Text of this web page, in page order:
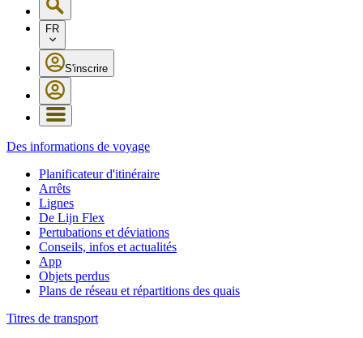
FR
S'inscrire
Des informations de voyage
Planificateur d'itinéraire
Arrêts
Lignes
De Lijn Flex
Pertubations et déviations
Conseils, infos et actualités
App
Objets perdus
Plans de réseau et répartitions des quais
Titres de transport